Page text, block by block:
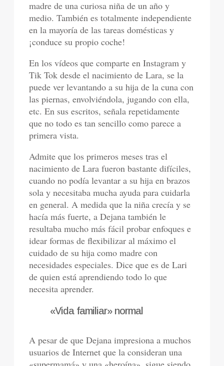
madre de una curiosa niña de un año y
medio. También es totalmente independiente
en la mayoría de las tareas domésticas y
¡conduce su propio coche!
En los vídeos que comparte en Instagram y
Tik Tok desde el nacimiento de Lara, se la
puede ver levantando a su hija de la cuna con
las piernas, envolviéndola, jugando con ella,
etc. En sus escritos, señala repetidamente
que no todo es tan sencillo como parece a
primera vista.
Admite que los primeros meses tras el
nacimiento de Lara fueron bastante difíciles,
cuando no podía levantar a su hija en brazos
sola y necesitaba mucha ayuda para cuidarla
en general. A medida que la niña crecía y se
hacía más fuerte, a Dejana también le
resultaba mucho más fácil probar enfoques e
idear formas de flexibilizar al máximo el
cuidado de su hija como madre con
necesidades especiales. Dice que es de Lari
de quien está aprendiendo todo lo que
necesita aprender.
«Vida familiar» normal
A pesar de que Dejana impresiona a muchos
usuarios de Internet que la consideran una